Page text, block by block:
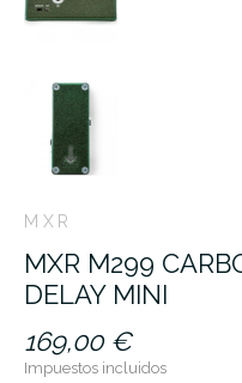
MXR
MXR M299
DELAY MINI
169,00 €
Impuestos incluidos